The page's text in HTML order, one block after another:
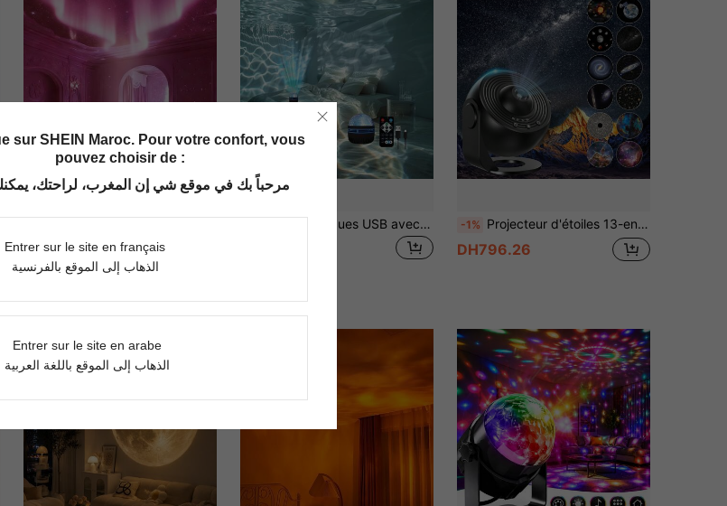
DH180.00
Projecteur à vagues USB avec effet ondulant, crée une ambiance apaisante et ondulée. Convient pour les jouets, les cadeaux, les anniversaires, la salle de jeux, la chambre à coucher, le salon -1% Projecteur d'étoiles 13-en-1, lampe galaxie, veilleuse nébuleuse, projecteur de galaxie avec minuterie, lampe galaxie LED, lampe de chevet pour adultes
DH796.26
sur SHEIN Maroc. Pour votre confort, vous
pouvez choisir de :
مرحباً بك في موقع شي إن المغرب، لراحتك،
Entrer sur le site en français
الذهاب إلى الموقع بالفرنسية
Entrer sur le site en arabe
الذهاب إلى الموقع باللغة العربية